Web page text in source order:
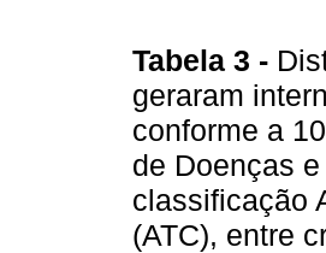
Tabela 3 -
geraram
conforme a
de Doenças
classificação
(ATC), entre